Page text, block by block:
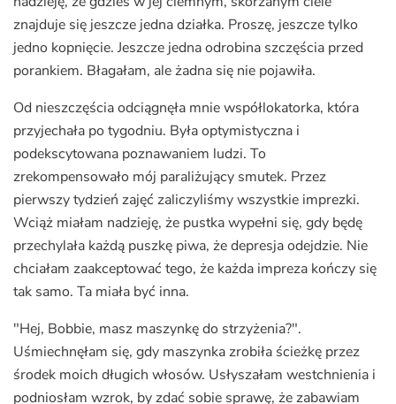
znajduje się jeszcze jedna działka. Proszę, jeszcze tylko
jedno kopnięcie. Jeszcze jedna odrobina szczęścia przed
porankiem. Błagałam, ale żadna się nie pojawiła.
Od nieszczęścia odciągnęła mnie współlokatorka, która
przyjechała po tygodniu. Była optymistyczna i
podekscytowana poznawaniem ludzi. To
zrekompensowało mój paraliżujący smutek. Przez
pierwszy tydzień zajęć zaliczyliśmy wszystkie imprezki.
Wciąż miałam nadzieję, że pustka wypełni się, gdy będę
przechylała każdą puszkę piwa, że depresja odejdzie. Nie
chciałam zaakceptować tego, że każda impreza kończy się
tak samo. Ta miała być inna.
"Hej, Bobbie, masz maszynkę do strzyżenia?".
Uśmiechnęłam się, gdy maszynka zrobiła ścieżkę przez
środek moich długich włosów. Usłyszałam westchnienia i
podniosłam wzrok, by zdać sobie sprawę, że zabawiam